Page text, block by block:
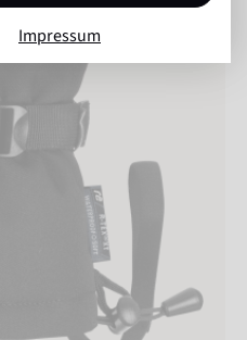
Impressum